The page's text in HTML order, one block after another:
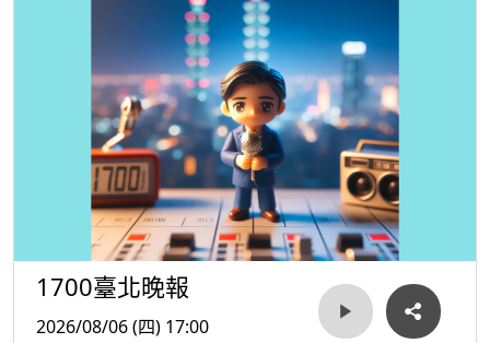
1700臺北晚報
2026/08/06 (四) 17:00